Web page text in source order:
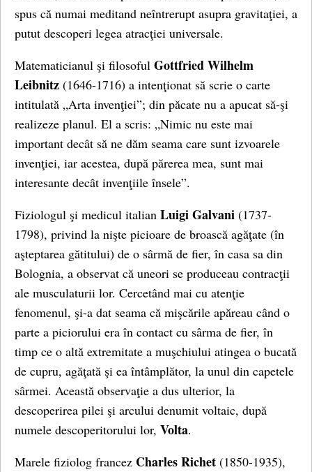
spus că numai meditand neîntrerupt asupra gravitaţiei, a
putut descoperi legea atracţiei universale.
Matematicianul şi filosoful Gottfried Wilhelm
Leibnitz (1646-1716) a intenţionat să scrie o carte
intitulată „Arta invenţiei”; din păcate nu a apucat să-şi
realizeze planul. El a scris: „Nimic nu este mai
important decât să ne dăm seama care sunt izvoarele
invenţiei, iar acestea, după părerea mea, sunt mai
interesante decât invenţiile însele”.
Fiziologul şi medicul italian Luigi Galvani (1737-
1798), privind la nişte picioare de broască agăţate (în
aşteptarea gătitului) de o sârmă de fier, în casa sa din
Bolognia, a observat că uneori se produceau contracţii
ale musculaturii lor. Cercetând mai cu atenţie
fenomenul, şi-a dat seama că mişcările apăreau când o
parte a piciorului era în contact cu sârma de fier, în
timp ce o altă extremitate a muşchiului atingea o bucată
de cupru, agăţată şi ea întâmplător, la unul din capetele
sârmei. Această observaţie a dus ulterior, la
descoperirea pilei şi arcului denumit voltaic, după
numele descoperitorului lor, Volta.
Marele fiziolog francez Charles Richet (1850-1935),